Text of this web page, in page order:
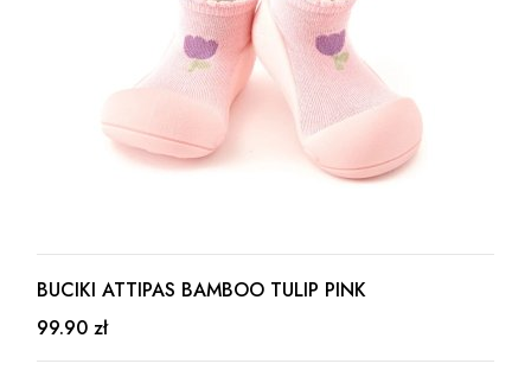
BUCIKI ATTIPAS BAMBOO TULIP PINK
99.90 zł